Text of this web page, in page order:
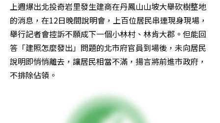
上週爆出北投奇岩里發生建商在丹鳳山山坡大舉砍樹整地
的消息，在12日晚間說明會，上百位居民串連現身現場，
舉行記者會控訴不願成下一個小林村、林肯大郡。但能回
答「建照怎麼發出」問題的北市府官員到場後，未向居民
說明即悄悄離去，讓居民相當不滿，揚言將前進市政府，
不排除佔領。